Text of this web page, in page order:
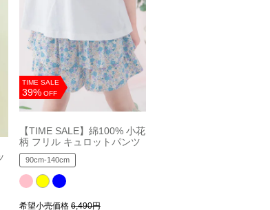
TIME SALE
39% OFF
【TIME SALE】綿100% 小花
柄 フリル キュロットパンツ
90cm-140cm
希望小売価格 6,490円